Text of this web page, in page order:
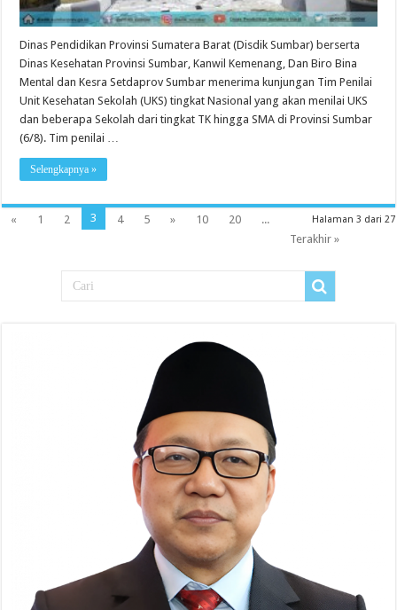
Dinas Pendidikan Provinsi Sumatera Barat (Disdik Sumbar) berserta
Dinas Kesehatan Provinsi Sumbar, Kanwil Kemenang, Dan Biro Bina
Mental dan Kesra Setdaprov Sumbar menerima kunjungan Tim Penilai
Unit Kesehatan Sekolah (UKS) tingkat Nasional yang akan menilai UKS
dan beberapa Sekolah dari tingkat TK hingga SMA di Provinsi Sumbar
(6/8). Tim penilai …
Selengkapnya »
Halaman 3 dari 27
« 1 2 3 4 5 » 10 20
...
Terakhir »